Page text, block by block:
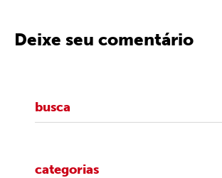
Deixe seu comentário
categorias